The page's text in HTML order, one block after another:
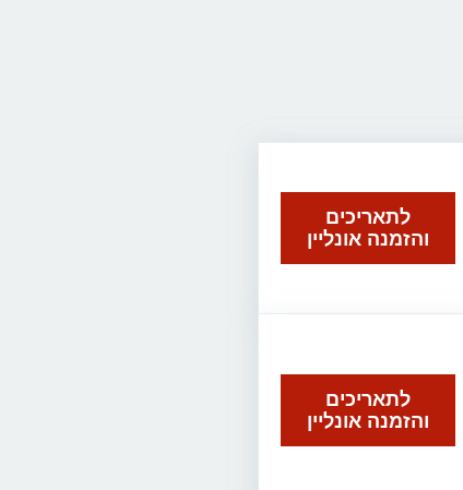
לתאריכים
והזמנה אונליין
לתאריכים
והזמנה אונליין